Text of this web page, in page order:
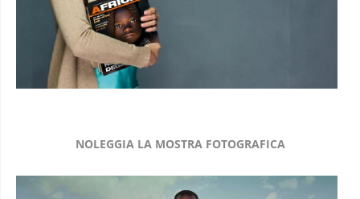
NOLEGGIA LA MOSTRA FOTOGRAFICA